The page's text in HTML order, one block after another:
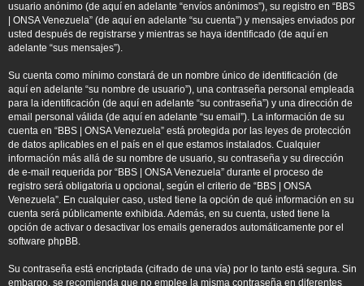
usuario anónimo (de aquí en adelante “envíos anónimos”), su registro en “BBS
| ONSA Venezuela” (de aquí en adelante “su cuenta”) y mensajes enviados por
usted después de registrarse y mientras se haya identificado (de aquí en
adelante “sus mensajes”).
Su cuenta como mínimo constará de un nombre único de identificación (de
aquí en adelante “su nombre de usuario”), una contraseña personal empleada
para la identificación (de aquí en adelante “su contraseña”) y una dirección de
email personal válida (de aquí en adelante “su email”). La información de su
cuenta en “BBS | ONSA Venezuela” está protegida por las leyes de protección
de datos aplicables en el país en el que estamos instalados. Cualquier
información más allá de su nombre de usuario, su contraseña y su dirección
de e-mail requerida por “BBS | ONSA Venezuela” durante el proceso de
registro será obligatoria u opcional, según el criterio de “BBS | ONSA
Venezuela”. En cualquier caso, usted tiene la opción de qué información en su
cuenta será públicamente exhibida. Además, en su cuenta, usted tiene la
opción de activar o desactivar los emails generados automáticamente por el
software phpBB.
Su contraseña está encriptada (cifrado de una vía) por lo tanto está segura. Sin
embargo, se recomienda que no emplee la misma contraseña en diferentes